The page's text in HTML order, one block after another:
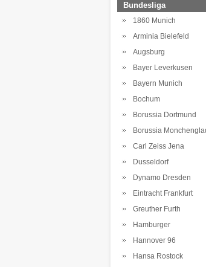
Bundesliga
1860 Munich
Arminia Bielefeld
Augsburg
Bayer Leverkusen
Bayern Munich
Bochum
Borussia Dortmund
Borussia
Carl Zeiss Jena
Dusseldorf
Dynamo Dresden
Eintracht Frankfurt
Greuther Furth
Hamburger
Hannover 96
Hansa Rostock